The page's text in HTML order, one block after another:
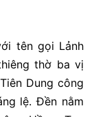
tên gọi Lảnh
thờ ba vị
Dung công
lệ. Đền nằm